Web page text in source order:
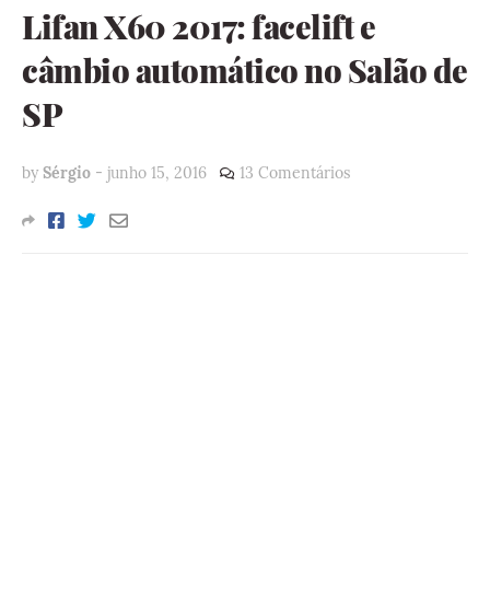
Lifan X60 2017: facelift e
câmbio automático no Salão de
SP
by Sérgio - junho 15, 2016 13 Comentários